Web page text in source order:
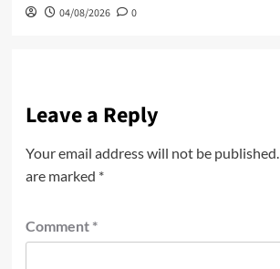
04/08/2026 0
Leave a Reply
Your email address will not be published.
are marked *
Comment *